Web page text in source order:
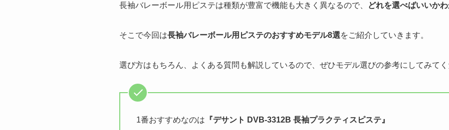
長袖バレーボール用ピステは種類が豊富で機能も大きく異なるので、 どれを選べばいいか
そこで今回は長袖バレーボール用ピステのおすすめモデル8選をご紹介していきます。
選び方はもちろん、よくある質問も解説しているので、ぜひモデル選びの参考にしてみて
1番おすすめなのは 『デサント DVB-3312B 長袖プラクティスピステ』